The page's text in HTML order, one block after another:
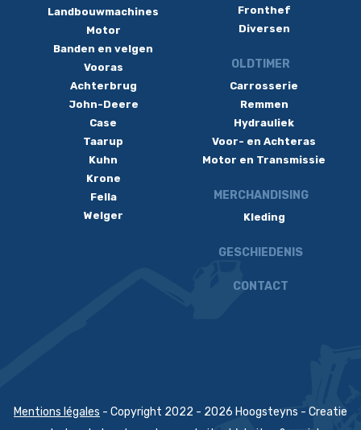
Landbouwmachines
Motor
Banden en velgen
Vooras
Achterbrug
John-Deere
Case
Taarup
Kuhn
Krone
Fella
Welger
Fronthef
Diversen
OLDTIMER
Carrosserie
Remmen
Hydrauliek
Voor- en Achteras
Motor en Transmissie
MERCHANDISING
Kleding
GESCHIEDENIS
CONTACT
Mentions légales - Copyright 2022 - 2026 Hoogsteyns - Creatie